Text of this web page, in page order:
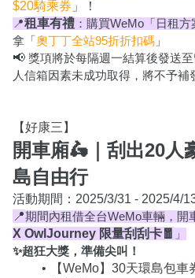
$20騎乘券 」！
📍租車有禮 ：購買WeMo「日租方
拿「 奧丁丁全站95折折扣碼 」
📢 獎項將於每隔週一結算後發送
人信箱因素未成功取得，將不予補
【好康三】
開車廂🛵 ｜刮出20
島自由行
📍期間內租借全台WeMo車輛，開
X OwlJourney 限量刮刮卡🧧
」
✨超狂大獎，準備尖叫！
【WeMo】30天環島包